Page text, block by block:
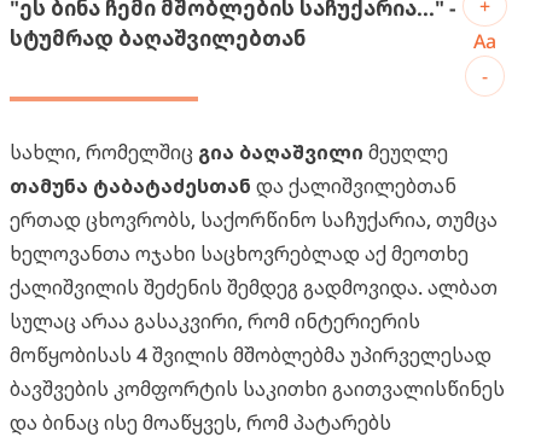
"ეს ბინა ჩემი მშობლების საჩუქარია..." -
სტუმრად ბაღაშვილებთან
+
Aa
-
სახლი, რომელშიც გია ბაღაშვილი მეუღლე
თამუნა ტაბატაძესთან და ქალიშვილებთან
ერთად ცხოვრობს, საქორწინო საჩუქარია, თუმცა
ხელოვანთა ოჯახი საცხოვრებლად აქ მეოთხე
ქალიშვილის შეძენის შემდეგ გადმოვიდა. ალბათ
სულაც არაა გასაკვირი, რომ ინტერიერის
მოწყობისას 4 შვილის მშობლებმა უპირველესად
ბავშვების კომფორტის საკითხი გაითვალისწინეს
და ბინაც ისე მოაწყვეს, რომ პატარებს